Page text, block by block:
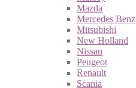
Mazda
Mercedes Benz
Mitsubishi
New Holland
Nissan
Peugeot
Renault
Scania